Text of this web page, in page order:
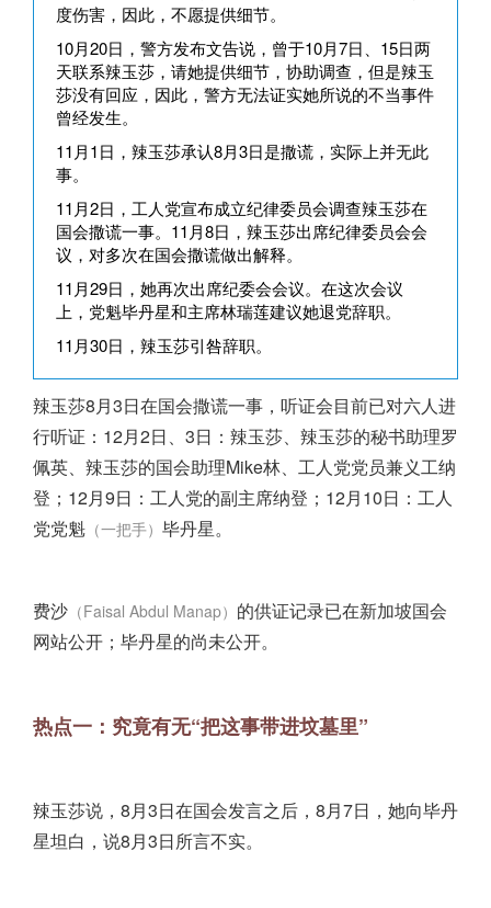
度伤害，因此，不愿提供细节。
10月20日，警方发布文告说，曾于10月7日、15日两
天联系辣玉莎，请她提供细节，协助调查，但是辣玉
莎没有回应，因此，警方无法证实她所说的不当事件
曾经发生。
11月1日，辣玉莎承认8月3日是撒谎，实际上并无此
事。
11月2日，工人党宣布成立纪律委员会调查辣玉莎在
国会撒谎一事。11月8日，辣玉莎出席纪律委员会会
议，对多次在国会撒谎做出解释。
11月29日，她再次出席纪委会会议。在这次会议
上，党魁毕丹星和主席林瑞莲建议她退党辞职。
11月30日，辣玉莎引咎辞职。
辣玉莎8月3日在国会撒谎一事，听证会目前已对六人进
行听证：12月2日、3日：辣玉莎、辣玉莎的秘书助理罗
佩英、辣玉莎的国会助理Mike林、工人党党员兼义工纳
登；12月9日：工人党的副主席纳登；12月10日：工人
党党魁 （一把手） 毕丹星。
费沙 （Faisal Abdul Manap） 的供证记录已在新加坡国会
网站公开；毕丹星的尚未公开。
热点一：究竟有无“把这事带进坟墓里”
辣玉莎说，8月3日在国会发言之后，8月7日，她向毕丹
星坦白，说8月3日所言不实。